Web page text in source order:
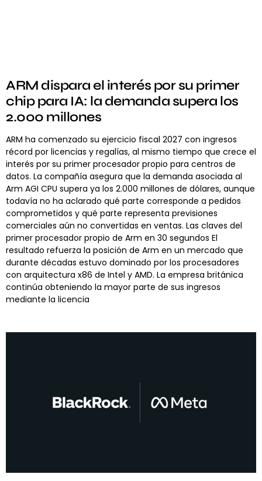
ARM dispara el interés por su primer
chip para IA: la demanda supera los
2.000 millones
ARM ha comenzado su ejercicio fiscal 2027 con ingresos
récord por licencias y regalías, al mismo tiempo que crece el
interés por su primer procesador propio para centros de
datos. La compañía asegura que la demanda asociada al
Arm AGI CPU supera ya los 2.000 millones de dólares, aunque
todavía no ha aclarado qué parte corresponde a pedidos
comprometidos y qué parte representa previsiones
comerciales aún no convertidas en ventas. Las claves del
primer procesador propio de Arm en 30 segundos El
resultado refuerza la posición de Arm en un mercado que
durante décadas estuvo dominado por los procesadores
con arquitectura x86 de Intel y AMD. La empresa británica
continúa obteniendo la mayor parte de sus ingresos
mediante la licencia